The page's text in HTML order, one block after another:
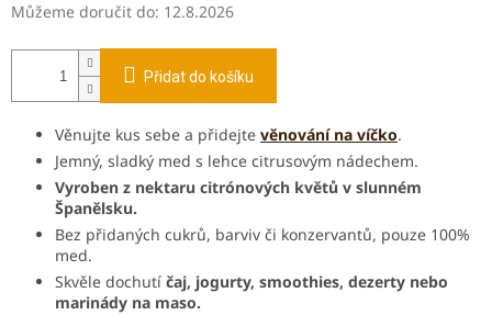
Můžeme doručit do: 12.8.2026
Přidat do košíku
Věnujte kus sebe a přidejte věnování na víčko.
Jemný, sladký med s lehce citrusovým nádechem.
Vyroben z nektaru citrónových květů v slunném
Španělsku.
Bez přidaných cukrů, barviv či konzervantů, pouze 100%
med.
Skvěle dochutí čaj, jogurty, smoothies, dezerty nebo
marinády na maso.